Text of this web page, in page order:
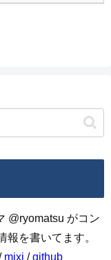
@ryomatsu がコン
報を書いてます。
mixi /github